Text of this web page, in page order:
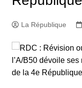
La République